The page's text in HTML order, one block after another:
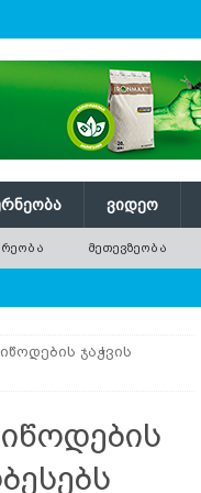
ᲕᲘᲓᲔᲝ
ᲛᲔᲗᲔᲕᲖᲔᲝᲑᲐ
ჯაჭვის